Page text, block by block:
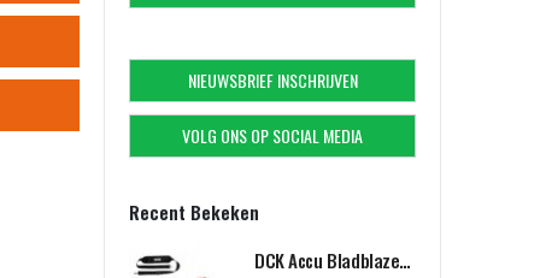
NIEUWSBRIEF INSCHRIJVEN
VOLG ONS OP SOCIAL MEDIA
Recent Bekeken
DCK Accu Bladblazer 58V BODY - 1308m³/h luchtvolume - KDLB58211Z